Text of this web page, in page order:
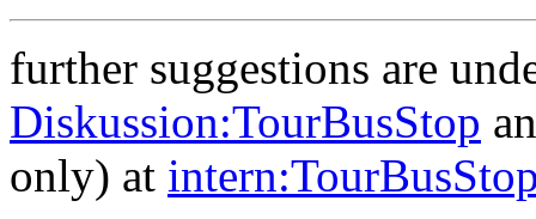
further suggestions are
Diskussion:TourBusStop
only) at